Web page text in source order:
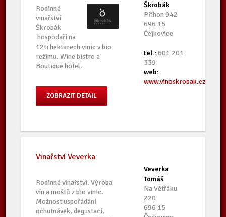
Škrobák
Příhon 942
696 15
Čejkovice
tel.: 601 201
339
web:
www.vinoskrobak.cz
Rodinné
vinařství
Škrobák
hospodaří na
12ti hektarech vinic v bio
režimu. Wine bistro a
Boutique hotel.
ZOBRAZIT DETAIL
Veverka
Tomáš
Na Větřáku
220
696 15
Vinařství Veverka
Rodinné vinařství. Výroba
vín a moštů z bio vinic.
Možnost uspořádání
ochutnávek, degustací,